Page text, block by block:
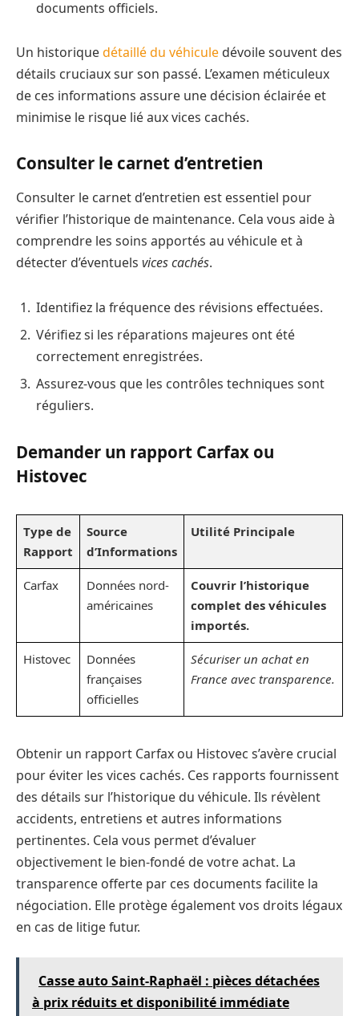
documents officiels.
Un historiquedétaillé du véhicule dévoile souvent des
détails cruciaux sur son passé. L’examen méticuleux
de ces informations assure une décision éclairée et
minimise le risque lié aux vices cachés.
Consulter le carnet d’entretien
Consulter le carnet d’entretien est essentiel pour
vérifier l’historique de maintenance. Cela vous aide à
comprendre les soins apportés au véhicule et à
détecter d’éventuels vices cachés.
Identifiez la fréquence des révisions effectuées.
Vérifiez si les réparations majeures ont été
correctement enregistrées.
Assurez-vous que les contrôles techniques sont
réguliers.
Demander un rapport Carfax ou
Histovec
Type de
Rapport
Source
d’Informations
Utilité Principale
Carfax
Données nord-
américaines
Couvrir l’historique
complet des véhicules
importés.
Histovec
Données
françaises
officielles
Sécuriser un achat en
France avec transparence.
Obtenir un rapport Carfax ou Histovec s’avère crucial
pour éviter les vices cachés. Ces rapports fournissent
des détails sur l’historique du véhicule. Ils révèlent
accidents, entretiens et autres informations
pertinentes. Cela vous permet d’évaluer
objectivement le bien-fondé de votre achat. La
transparence offerte par ces documents facilite la
négociation. Elle protège également vos droits légaux
en cas de litige futur.
Casse auto Saint-Raphaël : pièces détachées
à prix réduits et disponibilité immédiate